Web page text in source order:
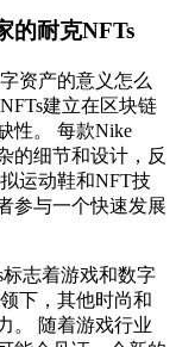
的耐克NFTs
资产的意义怎么
建立在区块链
性。 每款Nike
的细节和设计，反
运动鞋和NFT技
参与一个快速发展
标志着游戏和数字
下，其他时尚和
。 随着游戏行业